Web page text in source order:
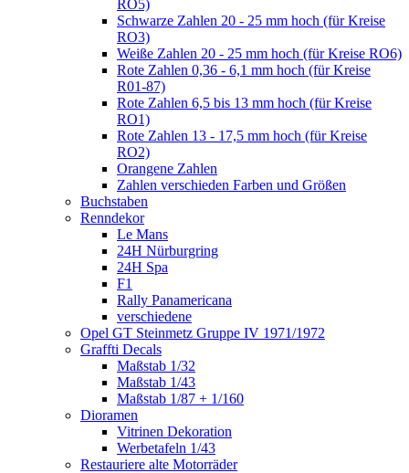
RO5)
Schwarze Zahlen 20 - 25 mm hoch (für Kreise
RO3)
Weiße Zahlen 20 - 25 mm hoch (für Kreise RO6)
Rote Zahlen 0,36 - 6,1 mm hoch (für Kreise
R01-87)
Rote Zahlen 6,5 bis 13 mm hoch (für Kreise
RO1)
Rote Zahlen 13 - 17,5 mm hoch (für Kreise
RO2)
Orangene Zahlen
Zahlen verschieden Farben und Größen
Buchstaben
Renndekor
Le Mans
24H Nürburgring
24H Spa
F1
Rally Panamericana
verschiedene
Opel GT Steinmetz Gruppe IV 1971/1972
Graffti Decals
Maßstab 1/32
Maßstab 1/43
Maßstab 1/87 + 1/160
Dioramen
Vitrinen Dekoration
Werbetafeln 1/43
Restauriere alte Motorräder